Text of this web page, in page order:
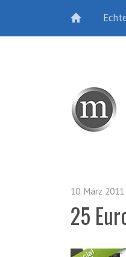
10. März 2011
25